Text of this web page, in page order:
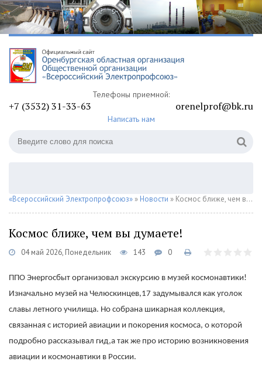
Телефоны приемной:
+7 (3532) 31-33-63 orenelprof@bk.ru
Написать нам
«Всероссийский Электропрофсоюз» » Новости » Космос ближе, чем вы думаете!
Космос ближе, чем вы думаете!
04 май 2026, Понедельник 143 0
ППО Энергосбыт организовал экскурсию в музей космонавтики!
Изначально музей на Челюскинцев,17 задумывался как уголок
славы летного училища. Но собрана шикарная коллекция,
связанная с историей авиации и покорения космоса, о которой
подробно рассказывал гид,а так же про историю возникновения
авиации и космонавтики в России.